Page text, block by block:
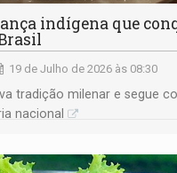
indígena que
19 de Julho de 2026 às 08:30
tradição milenar e segue
nacional